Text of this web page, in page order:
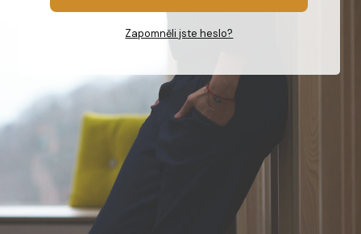
Zapomněli jste heslo?